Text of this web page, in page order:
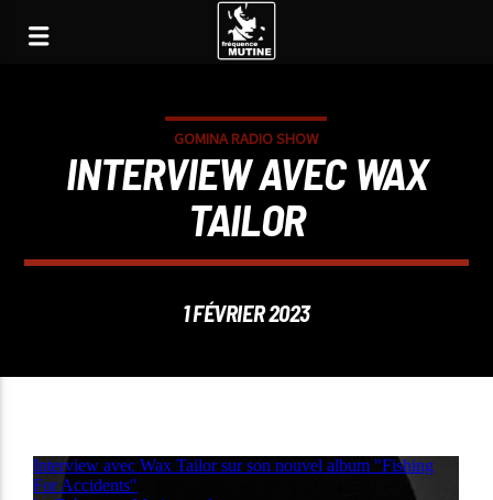
GOMINA RADIO SHOW
INTERVIEW AVEC WAX
TAILOR
1 FÉVRIER 2023